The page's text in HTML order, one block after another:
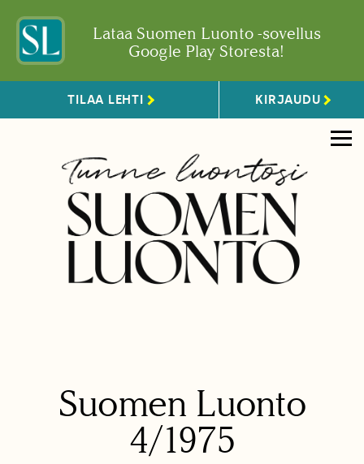
Lataa Suomen Luonto -sovellus
Google Play Storesta!
TILAA LEHTI KIRJAUDU
Suomen Luonto
4/1975